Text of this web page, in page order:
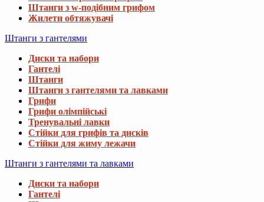
Штанги з w-подібним грифом
Жилети обтяжувачі
Штанги з гантелями
Диски та набори
Гантелі
Штанги
Штанги з гантелями та лавками
Грифи
Грифи олімпійські
Тренувальні лавки
Стійки для грифів та дисків
Стійки для жиму лежачи
Штанги з гантелями та лавками
Диски та набори
Гантелі